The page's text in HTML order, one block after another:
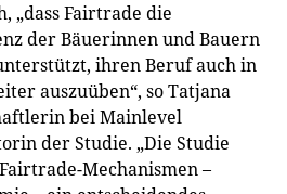
„dass Fairtrade die
der Bäuerinnen und Bauern
ihren Beruf auch in
auszuüben“, so Tatjana
bei Mainlevel
der Studie. „Die Studie
Mechanismen –